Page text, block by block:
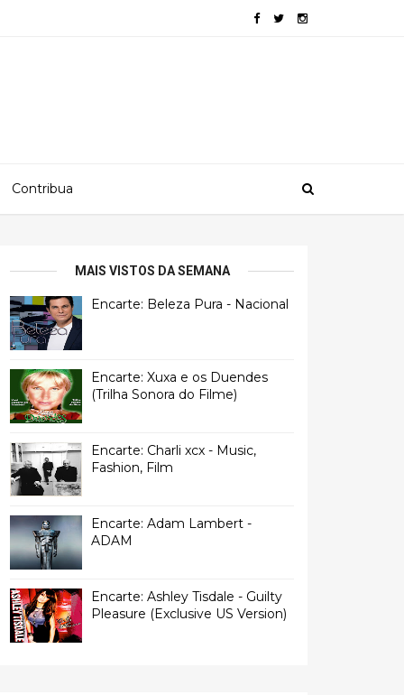
Contribua
MAIS VISTOS DA SEMANA
Encarte: Beleza Pura - Nacional
Encarte: Xuxa e os Duendes
(Trilha Sonora do Filme)
Encarte: Charli xcx - Music,
Fashion, Film
Encarte: Adam Lambert -
ADAM
Encarte: Ashley Tisdale - Guilty
Pleasure (Exclusive US Version)